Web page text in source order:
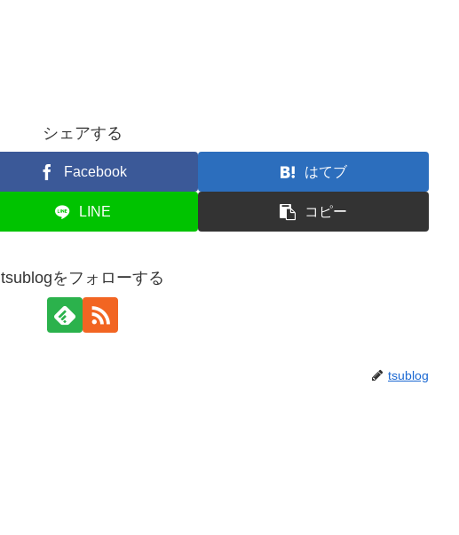
シェアする
Facebook はてブ
LINE コピー
tsublogをフォローする
tsublog